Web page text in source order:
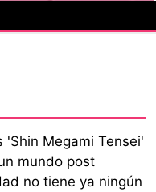
'Shin Megami Tensei'
mundo post
no tiene ya ningún